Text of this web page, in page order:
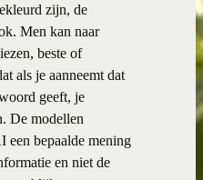
zijn, de
Men kan naar
beste of
als je aanneemt dat
geeft, je
De modellen
een bepaalde mening
en niet de